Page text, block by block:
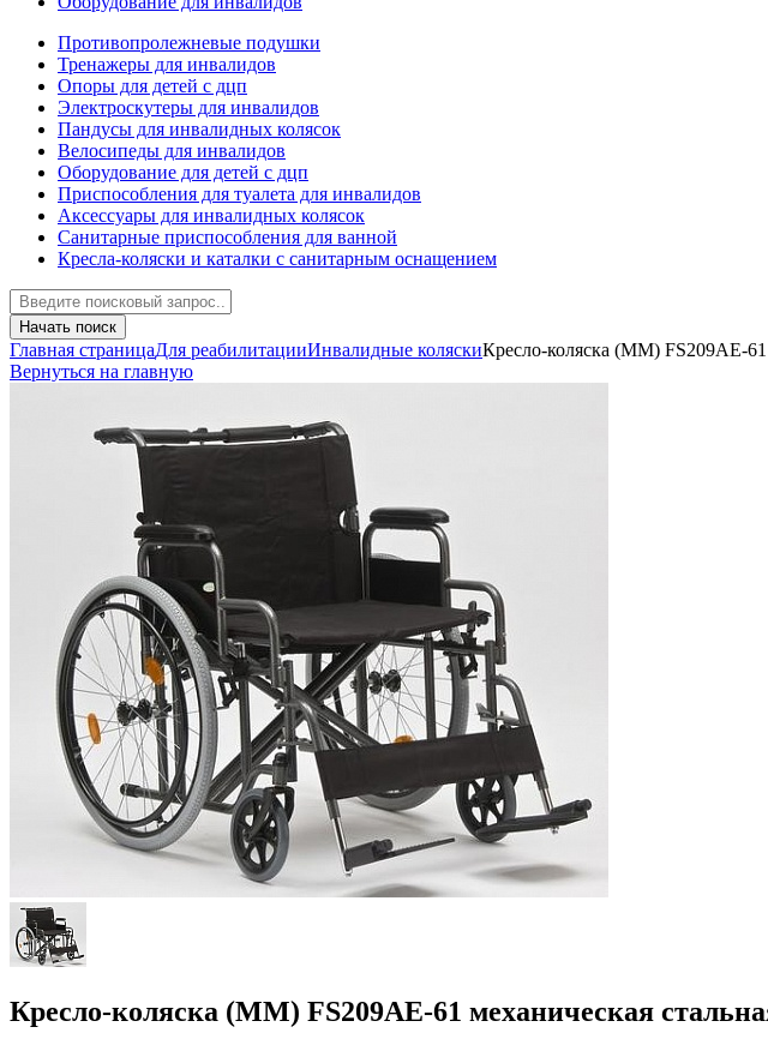
Противопролежневые подушки
Тренажеры для инвалидов
Опоры для детей с дцп
Электроскутеры для инвалидов
Пандусы для инвалидных колясок
Велосипеды для инвалидов
Оборудование для детей с дцп
Приспособления для туалета для инвалидов
Аксессуары для инвалидных колясок
Санитарные приспособления для ванной
Кресла-коляски и каталки с санитарным оснащением
Начать поиск
Главная страницаДля реабилитацииИнвалидные коляскиКресло-коляска (ММ) FS209AE-61
Вернуться на главную
Кресло-коляска (ММ) FS209AE-61 механическая